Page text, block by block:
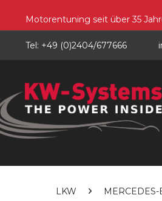
Motorentuning seit über 35
Tel: +49 (0)2404/677666
LKW